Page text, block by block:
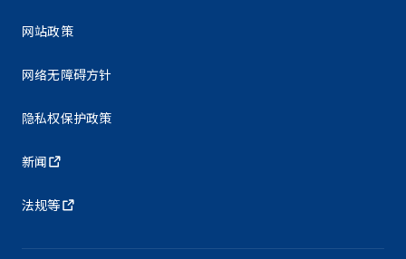
网站政策
网络无障碍方针
隐私权保护政策
新闻
法规等